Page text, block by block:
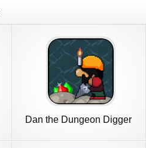
Dan the Dungeon Digger